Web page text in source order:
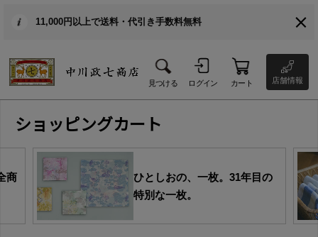
11,000円以上で送料・代引き手数料無料
見つける ログイン カート 店舗情報
ショッピングカート
商
ひとしおの、一枚。31年目の
特別な一枚。